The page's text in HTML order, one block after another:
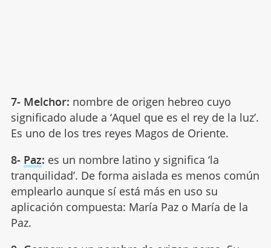
7- Melchor: nombre de origen hebreo cuyo
significado alude a ‘Aquel que es el rey de la luz’.
Es uno de los tres reyes Magos de Oriente.
8- Paz: es un nombre latino y significa ‘la
tranquilidad’. De forma aislada es menos común
emplearlo aunque sí está más en uso su
aplicación compuesta: María Paz o María de la
Paz.